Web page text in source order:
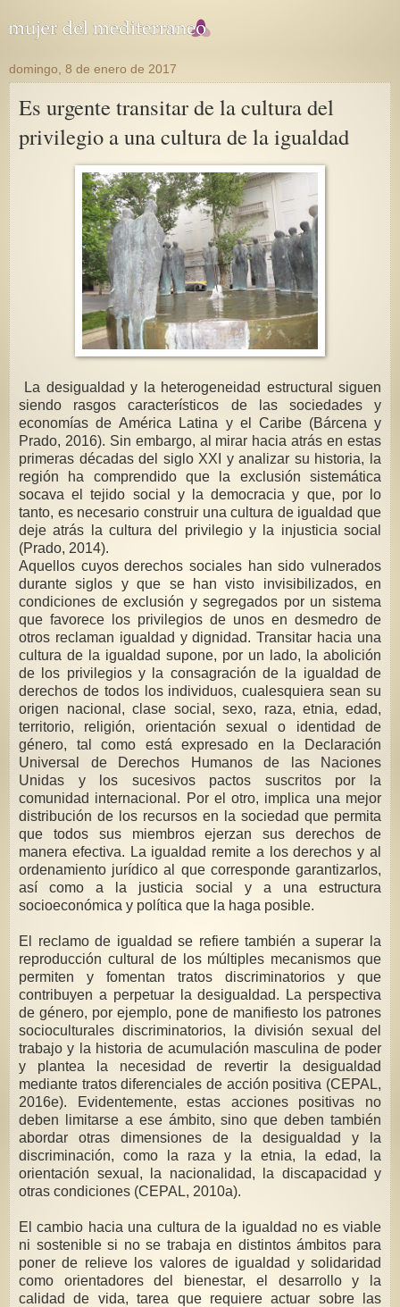
domingo, 8 de enero de 2017
Es urgente transitar de la cultura del
privilegio a una cultura de la igualdad
La desigualdad y la heterogeneidad estructural siguen
siendo rasgos característicos de las sociedades y
economías de América Latina y el Caribe (Bárcena y
Prado, 2016). Sin embargo, al mirar hacia atrás en estas
primeras décadas del siglo XXI y analizar su historia, la
región ha comprendido que la exclusión sistemática
socava el tejido social y la democracia y que, por lo
tanto, es necesario construir una cultura de igualdad que
deje atrás la cultura del privilegio y la injusticia social
(Prado, 2014).
Aquellos cuyos derechos sociales han sido vulnerados
durante siglos y que se han visto invisibilizados, en
condiciones de exclusión y segregados por un sistema
que favorece los privilegios de unos en desmedro de
otros reclaman igualdad y dignidad. Transitar hacia una
cultura de la igualdad supone, por un lado, la abolición
de los privilegios y la consagración de la igualdad de
derechos de todos los individuos, cualesquiera sean su
origen nacional, clase social, sexo, raza, etnia, edad,
territorio, religión, orientación sexual o identidad de
género, tal como está expresado en la Declaración
Universal de Derechos Humanos de las Naciones
Unidas y los sucesivos pactos suscritos por la
comunidad internacional. Por el otro, implica una mejor
distribución de los recursos en la sociedad que permita
que todos sus miembros ejerzan sus derechos de
manera efectiva. La igualdad remite a los derechos y al
ordenamiento jurídico al que corresponde garantizarlos,
así como a la justicia social y a una estructura
socioeconómica y política que la haga posible.
El reclamo de igualdad se refiere también a superar la
reproducción cultural de los múltiples mecanismos que
permiten y fomentan tratos discriminatorios y que
contribuyen a perpetuar la desigualdad. La perspectiva
de género, por ejemplo, pone de manifiesto los patrones
socioculturales discriminatorios, la división sexual del
trabajo y la historia de acumulación masculina de poder
y plantea la necesidad de revertir la desigualdad
mediante tratos diferenciales de acción positiva (CEPAL,
2016e). Evidentemente, estas acciones positivas no
deben limitarse a ese ámbito, sino que deben también
abordar otras dimensiones de la desigualdad y la
discriminación, como la raza y la etnia, la edad, la
orientación sexual, la nacionalidad, la discapacidad y
otras condiciones (CEPAL, 2010a).
El cambio hacia una cultura de la igualdad no es viable
ni sostenible si no se trabaja en distintos ámbitos para
poner de relieve los valores de igualdad y solidaridad
como orientadores del bienestar, el desarrollo y la
calidad de vida, tarea que requiere actuar sobre las